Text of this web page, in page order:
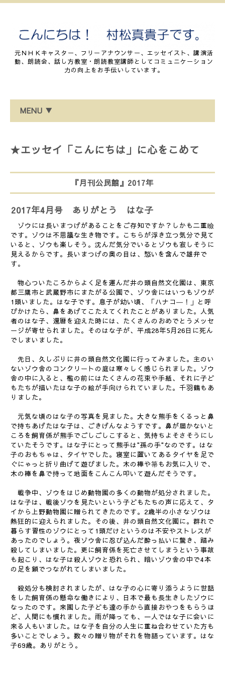
元ＮＨＫキャスター、フリーアナウンサー、エッセイスト、講演活
動、朗読会、話し方教室・朗読教室講師としてコミュニケーション
力の向上をお手伝いしています。
MENU ▼
★エッセイ「こんにちは」に心をこめて
『月刊公民館』2017年
2017年4月号 ありがとう はな子
ゾウには長いまつげがあることをご存知ですか？しかも二重瞼
です。ゾウは不思議な生き物です。こちらが浮き立つ気分で見て
いると、ゾウも楽しそう。沈んだ気分でいるとゾウも寂しそうに
見えるからです。長いまつげの奥の目は、愁いを含んで雄弁で
す。
物心ついたころからよく足を運んだ井の頭自然文化園は、東京
都三鷹市と武蔵野市にまたがる公園で、ゾウ舎にはいつもゾウが
1頭いました。はな子です。息子が幼い頃、「ハナコ―！」と呼
びかけたら、鼻をあげてこたえてくれたことがありました。人気
者のはな子、還暦を迎えた時には、たくさんのおめでとうメッセ
ージが寄せられました。そのはな子が、平成28年5月26日に死ん
でしまいました。
先日、久しぶりに井の頭自然文化園に行ってみました。主のい
ないゾウ舎のコンクリートの庭は寒々しく感じられました。ゾウ
舎の中に入ると、檻の前にはたくさんの花束や手紙、それに子ど
もたちが描いたはな子の絵が手向けられていました。千羽鶴もあ
りました。
元気な頃のはな子の写真を見ました。大きな熊手をくるっと鼻
で持ちあげたはな子は、ごきげんなようすです。鼻が届かないと
ころを飼育係が熊手でごしごしこすると、気持ちよそさそうにし
ていたそうです。はな子にとって熊手は"孫の手"なのです。はな
子のおもちゃは、タイヤでした。寝室に置いてあるタイヤを足で
ぐにゃっと折り曲げて遊びました。木の棒や箒もお気に入りで、
木の棒を鼻で持って地面をこんこん叩いて遊んだそうです。
戦争中、ゾウをはじめ動物園の多くの動物が処分されました。
はな子は、戦後ゾウを見たいという子どもたちの声に応えて、タ
イから上野動物園に贈られてきたのです。2歳半の小さなゾウは
熱狂的に迎えられました。その後、井の頭自然文化園に。群れで
暮らす習性のゾウにとって1頭だけというのは不安やストレスが
あったのでしょう。夜ゾウ舎に忍び込んだ酔っ払いに驚き、踏み
殺してしまいました。更に飼育係を死亡させてしまうという事故
も起こり、はな子は殺人ゾウと恐れられ、暗いゾウ舎の中で4本
の足を鎖でつながれてしまいました。
殺処分も検討されましたが、はな子の心に寄り添うように世話
をした飼育係の懸命な働きにより、日本で最も長生きしたゾウに
なったのです。来園した子ども達の手から直接おやつをもらうほ
ど、人間にも慣れました。雨が降っても、一人ではな子に会いに
来る人もいました。はな子を自分の人生に重ね合わせていた方も
多いことでしょう。数々の贈り物がそれを物語っています。はな
子69歳。ありがとう。